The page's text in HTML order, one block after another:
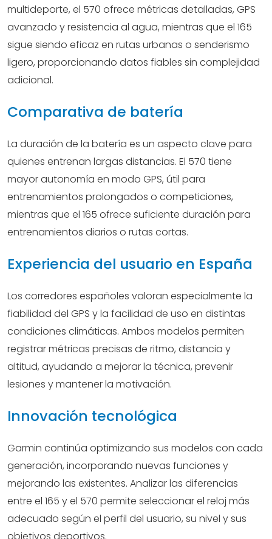
multideporte, el 570 ofrece métricas detalladas, GPS
avanzado y resistencia al agua, mientras que el 165
sigue siendo eficaz en rutas urbanas o senderismo
ligero, proporcionando datos fiables sin complejidad
adicional.
Comparativa de batería
La duración de la batería es un aspecto clave para
quienes entrenan largas distancias. El 570 tiene
mayor autonomía en modo GPS, útil para
entrenamientos prolongados o competiciones,
mientras que el 165 ofrece suficiente duración para
entrenamientos diarios o rutas cortas.
Experiencia del usuario en España
Los corredores españoles valoran especialmente la
fiabilidad del GPS y la facilidad de uso en distintas
condiciones climáticas. Ambos modelos permiten
registrar métricas precisas de ritmo, distancia y
altitud, ayudando a mejorar la técnica, prevenir
lesiones y mantener la motivación.
Innovación tecnológica
Garmin continúa optimizando sus modelos con cada
generación, incorporando nuevas funciones y
mejorando las existentes. Analizar las diferencias
entre el 165 y el 570 permite seleccionar el reloj más
adecuado según el perfil del usuario, su nivel y sus
objetivos deportivos.